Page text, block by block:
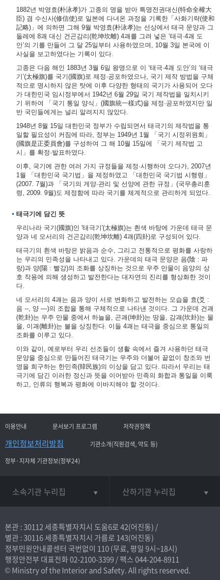
1882년 박영효(朴泳孝)가 고종의 명을 받아 특명전권대신(特命全權大
臣) 겸 수신사(修信使)로 일본에 다녀온 과정을 기록한「사화기략(使和
記略)」에 의하면 그해 9월 박영효(朴泳孝)는 선상에서 태극 문양과 그
둘레에 8괘 대신 건곤감리(乾坤坎離) 4괘를 그려 넣은 ‘태극·4괘 도
안’의 기를 만들어 그 달 25일부터 사용하였으며, 10월 3일 본국에 이
사실을 보고하였다는 기록이 있다.
고종은 다음 해인 1883년 3월 6일 왕명으로 이 ‘태극·4괘 도안’의 ‘태극
기’(太極旗)를 국기(國旗)로 제정·공포하였으나, 국기 제작 방법을 구체
적으로 명시하지 않은 탓에 이후 다양한 형태의 국기가 사용되어 오다
가 대한민국 임시정부에서 1942년 6월 29일 국기 제작법을 일치시키
기 위하여 「국기 통일 양식」(國旗統一樣式)을 제정·공포하였지만 일
반 국민들에게는 널리 알려지지 않았다.
1948년 8월 15일 대한민국 정부가 수립되면서 태극기의 제작법을 통
일할 필요성이 커짐에 따라, 정부는 1949년 1월 「국기 시정위원회」
(國旗是正委員會)를 구성하여 그 해 10월 15일에 「국기 제작법 고
시」를 확정·발표하였다.
이후, 국기에 관한 여러 가지 규정들을 제정·시행하여 오다가, 2007년
1월 「대한민국 국기법」을 제정하였고 「대한민국 국기법 시행령」
(2007. 7월)과 「국기의 게양·관리 및 선양에 관한 규정」(국무총리훈
령, 2009. 9월)도 제정함에 따라 국기를 체계적으로 관리하게 되었다.
태극기에 담긴 뜻
우리나라 국기(國旗)인 '태극기'(太極旗)는 흰색 바탕에 가운데 태극 문
양과 네 모서리의 건곤감리(乾坤坎離) 4괘(四卦)로 구성되어 있다.
태극기의 흰색 바탕은 밝음과 순수, 그리고 전통적으로 평화를 사랑하
는 우리의 민족성을 나타내고 있다. 가운데의 태극 문양은 음(陰 : 파
랑)과 양(陽 : 빨강)의 조화를 상징하는 것으로 우주 만물이 음양의 상
호 작용에 의해 생성하고 발전한다는 대자연의 진리를 형상화한 것이
다.
네 모서리의 4괘는 음과 양이 서로 변화하고 발전하는 모습을 효(爻 :
음 --, 양 ―)의 조합을 통해 구체적으로 나타낸 것이다. 그 가운데 건괘
(乾卦)는 우주 만물 중에서 하늘을, 곤괘(坤卦)는 땅을, 감괘(坎卦)는 물
을, 이괘(離卦)는 불을 상징한다. 이들 4괘는 태극을 중심으로 통일의
조화를 이루고 있다.
이와 같이, 예로부터 우리 선조들이 생활 속에서 즐겨 사용하던 태극
문양을 중심으로 만들어진 태극기는 우주와 더불어 끝없이 창조와 번
영을 희구하는 한민족(韓民族)의 이상을 담고 있다. 따라서 우리는 태
극기에 담긴 이러한 정신과 뜻을 이어받아 민족의 화합과 통일을 이룩
하고, 인류의 행복과 평화에 이바지해야 할 것이다.
이용안내 문서보기 프로그램 저작권정책
개인정보처리방침
기관소개(직원검색, 약도 등)
정부·지자체 기관정보(정부24)
소속기관 누리집 산하기관 누리집
본관 : 30112 세종특별자치시 도움6로 42(어진동) /
별관 : 30116 세종특별자치시 가름로 143(어진동)
정부민원안내콜센터 국번없이 110(무료, 평일 9시~18시)
행정안전부 대표전화02-2100-3399/ 팩스 044-204-8911
© Ministry of the Interior and Safety. All rights reserved.